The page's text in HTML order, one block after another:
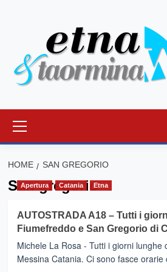
principale
HOME SAN GREGORIO
San gregorio
Apertura Catania Etna
AUTOSTRADA A18 – Tutti i
Fiumefreddo e San Gregorio di
Michele La Rosa - Tutti i giorni lunghe
Messina Catania. Ci sono fasce